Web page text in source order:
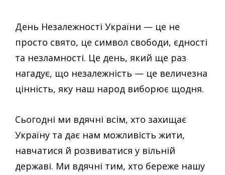
День Незалежності України — це не
просто свято, це символ свободи, єдності
та незламності. Це день, який ще раз
нагадує, що незалежність — це величезна
цінність, яку наш народ виборює щодня.
Сьогодні ми вдячні всім, хто захищає
Україну та дає нам можливість жити,
навчатися й розвиватися у вільній
державі. Ми вдячні тим, хто береже нашу